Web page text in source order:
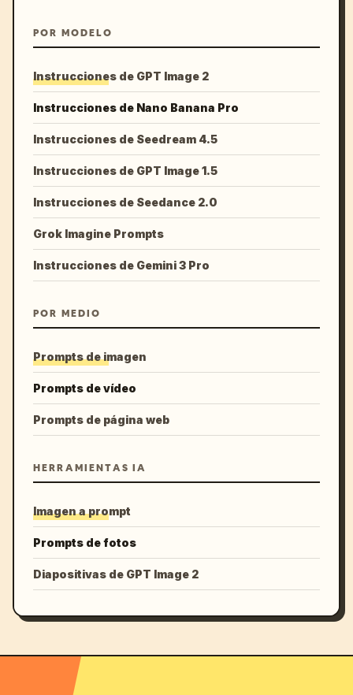
POR MODELO
Instrucciones de GPT Image 2
Instrucciones de Nano Banana Pro
Instrucciones de Seedream 4.5
Instrucciones de GPT Image 1.5
Instrucciones de Seedance 2.0
Grok Imagine Prompts
Instrucciones de Gemini 3 Pro
POR MEDIO
Prompts de imagen
Prompts de vídeo
Prompts de página web
HERRAMIENTAS IA
Imagen a prompt
Prompts de fotos
Diapositivas de GPT Image 2